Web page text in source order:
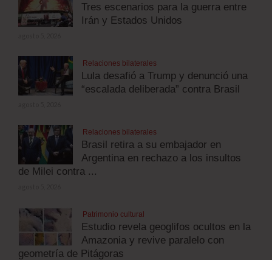
Tres escenarios para la guerra entre
Irán y Estados Unidos
Relaciones bilaterales
Lula desafió a Trump y denunció una
“escalada deliberada” contra Brasil
Relaciones bilaterales
Brasil retira a su embajador en
Argentina en rechazo a los insultos
de Milei contra ...
Patrimonio cultural
Estudio revela geoglifos ocultos en la
Amazonia y revive paralelo con
geometría de Pitágoras